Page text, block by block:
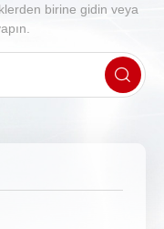
birine gidin veya